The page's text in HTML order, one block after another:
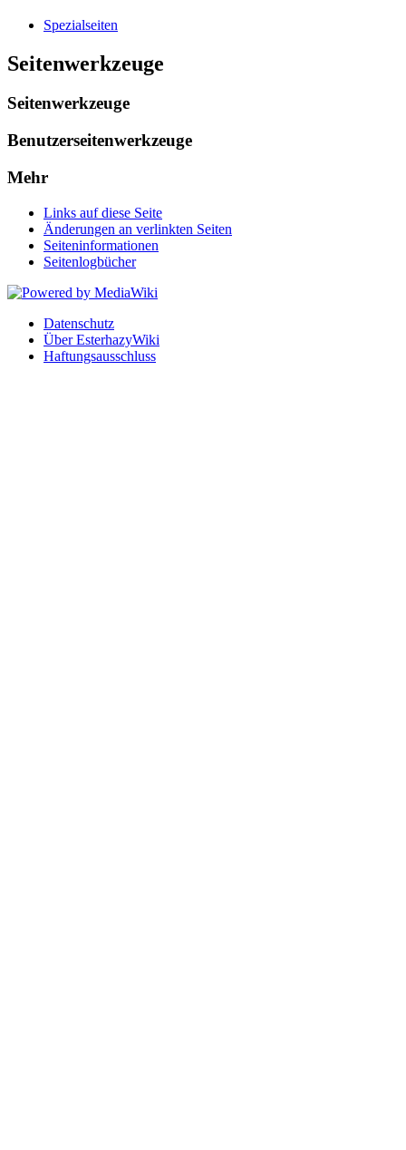
Spezialseiten
Seitenwerkzeuge
Seitenwerkzeuge
Benutzerseitenwerkzeuge
Mehr
Links auf diese Seite
Änderungen an verlinkten Seiten
Seiten­informationen
Seitenlogbücher
Datenschutz
Über EsterhazyWiki
Haftungsausschluss